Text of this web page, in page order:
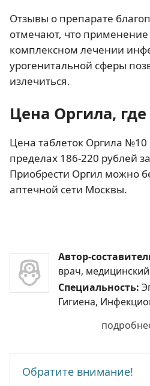
Отзывы о препарате
отмечают, что применение
комплексном лечении
урогенитальной сферы
излечиться.
Цена Оргила,
Цена таблеток Оргила №10
пределах 186-220 рублей
Приобрести Оргил можно
аптечной сети Москвы.
Автор-
врач,
Специальность:
Гигиена,
Обратите внимание!